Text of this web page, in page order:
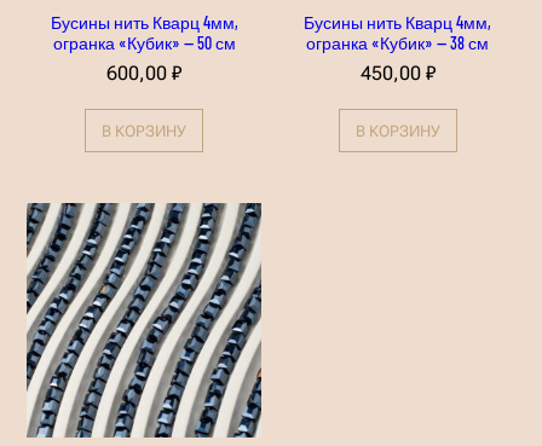
б
и
Бусины нить Кварц 4мм,
огранка «Кубик» — 50 см
600,00₽
В КОРЗИНУ
Бусины нить Кварц 4мм,
огранка «Кубик» — 38 см
450,00 ₽
В КОРЗИНУ